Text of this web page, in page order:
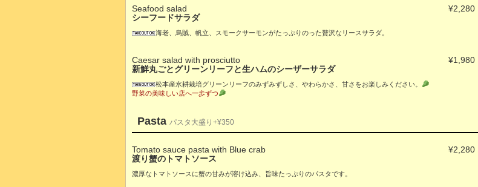
Seafood salad
シーフードサラダ
海老、烏賊、帆立、スモークサーモンがたっぷりのった贅沢なリースサラダ。
¥2,280
Caesar salad with prosciutto
新鮮丸ごとグリーンリーフと生ハムのシーザーサラダ
松本産水耕栽培グリーンリーフのみずみずしさ、やわらかさ、甘さをお楽しみください。
野菜の美味しい店へ一歩ずつ
¥1,980
Pasta パスタ大盛り+¥350
Tomato sauce pasta with Blue crab
渡り蟹のトマトソース
濃厚なトマトソースに蟹の甘みが溶け込み、旨味たっぷりのパスタです。
¥2,280